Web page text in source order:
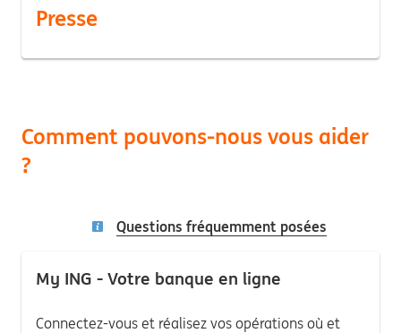
Presse
Comment pouvons-nous vous aider
?
Questions fréquemment posées
My ING - Votre banque en ligne
Connectez-vous et réalisez vos opérations où et